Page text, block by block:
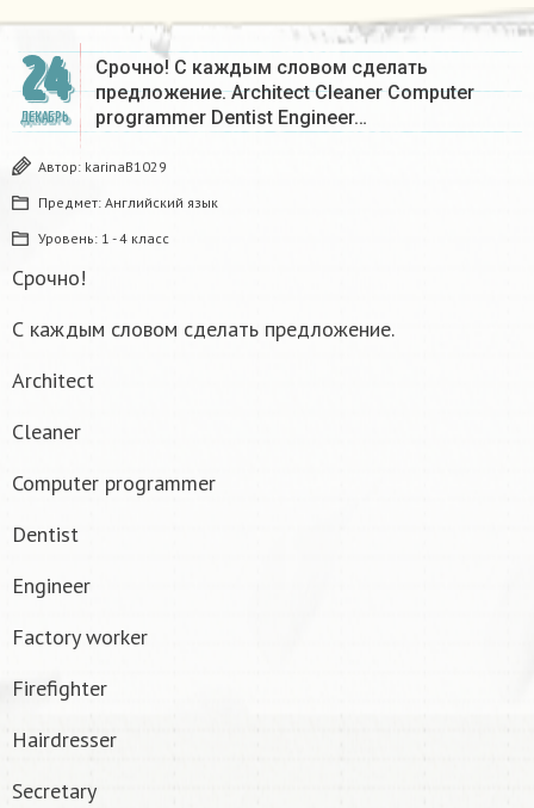
24
ДЕКАБРЬ
Срочно! С каждым словом сделать
предложение. Architect Cleaner Computer
programmer Dentist Engineer…
Автор: karinaB1029
Предмет: Английский язык
Уровень: 1 - 4 класс
Срочно!
С каждым словом сделать предложение.
Architect
Cleaner
Computer programmer
Dentist
Engineer
Factory worker
Firefighter
Hairdresser
Secretary